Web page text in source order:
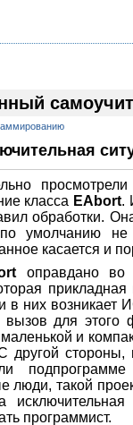
класса EAbort.
обработки.
умолчанию не
касается и
оправдано во
в них возникает
для этого
и
другой
люди, такой
программист.